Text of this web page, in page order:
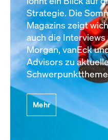
Strategie. Die
Magazins zeigt
auch die Interviews
Morgan, vanEck
Advisors zu
Mehr